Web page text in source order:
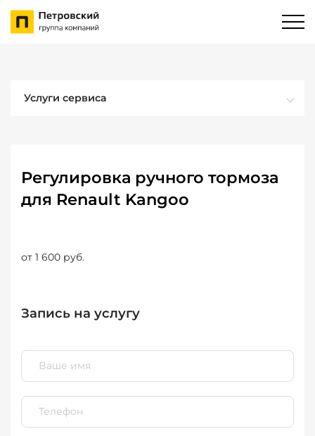
Услуги сервиса
Регулировка ручного тормоза
для Renault Kangoo
от 1 600 руб.
Запись на услугу